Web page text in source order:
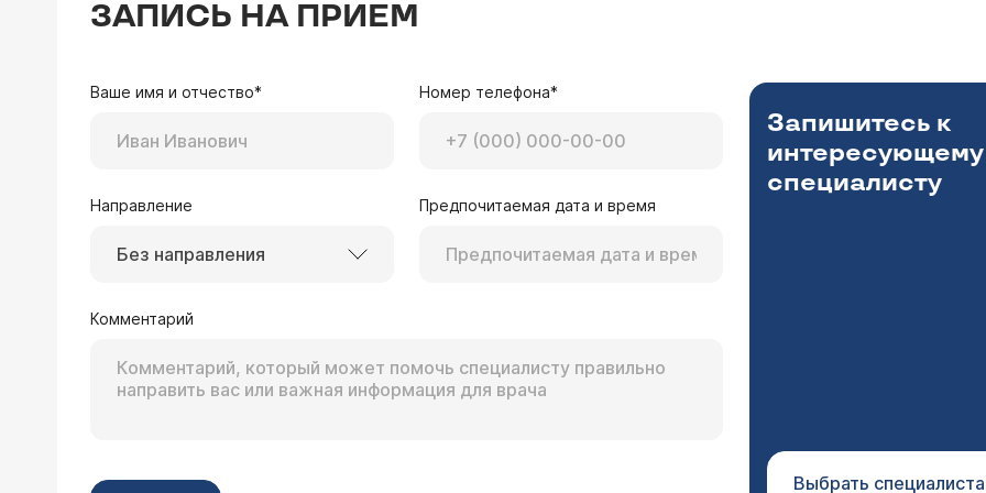
ЗАПИСЬ НА ПРИЕМ
Ваше имя и отчество* Номер телефона*
Направление
Без направления
Предпочитаемая дата и время
Комментарий
Запишитесь к
интересующему
специалисту
Выбрать специалиста